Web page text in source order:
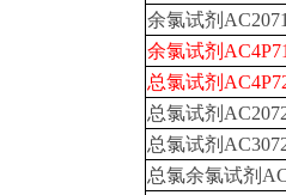
余氯试剂
余氯试剂
总氯试剂
总氯试剂
总氯试剂
总氯余氯试剂